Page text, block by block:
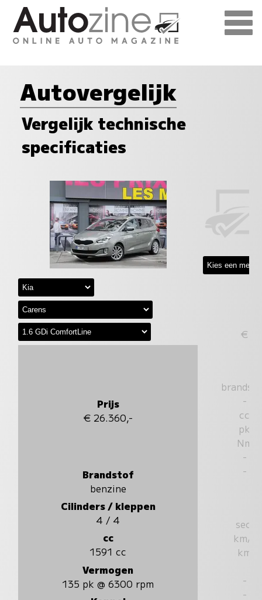
Autovergelijk
Vergelijk technische
specificaties
Prijs
€ 26.360,-
Brandstof
benzine
Cilinders / kleppen
4 / 4
cc
1591 cc
Vermogen
135 pk @ 6300 rpm
€
-
cc
pk
Nm
-
-
sec.
km/u
km
-
-